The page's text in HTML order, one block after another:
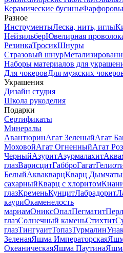
Керамические бусины
Разное
ИнструментыЛеска, нить, иглы
НейзильберЮвелирная
РезинкаТросикШнуры
Стразовый шнур
Наборы материалов для
Для чокеровДля мужских
Украшения
Дизайн студия
Школа рукоделия
Подарки
Сертификаты
Минералы
АвантюринАгат ЗеленыйАгат
МоховойАгат ОгненныйАгат
ЧерныйАзуритАзурмалахит
глазВарисцитГабброГагат
БелыйАквакварцКварц
сахарныйКварц с хлоритом
глазКременьКунцитЛабрадорит
кауриОкаменелость
мариамОниксОпалПегматит
глазСолнечный каменьСтихтит
глазТингуаитТопазТурмалин
ЗеленаяЯшма Императорская
ОкеаническаяЯшма Паутина